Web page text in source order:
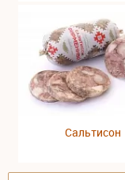
Сальтисон